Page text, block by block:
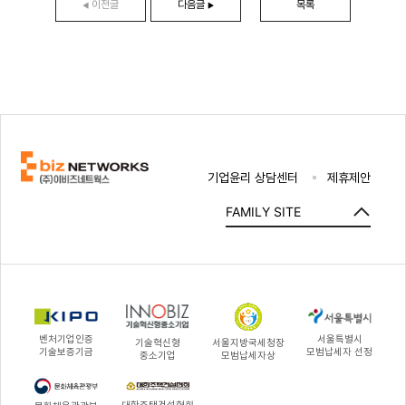
◀ 이전글 다음글 ▶ 목록
기업윤리 상담센터 제휴제안
FAMILY SITE
벤처기업인증
기술보증기금
기술혁신형
중소기업
서울지방국세청장
모범납세자상
서울특별시
모범납세자 선정